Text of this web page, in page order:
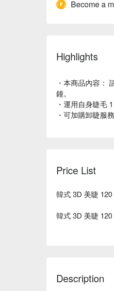
Become a
Highlights
・本商品內容：
鐘。
・運用自身睫毛
・可加購卸睫服
Price List
韓式 3D 美睫 120
韓式 3D 美睫
Description